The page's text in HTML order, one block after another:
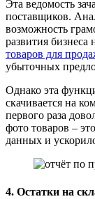
Эта ведомость
поставщиков.
возможность
развития бизнеса
товаров для
убыточных
Однако эта
скачивается на
первого раза
фото товаров –
данных и
4. Остатки на